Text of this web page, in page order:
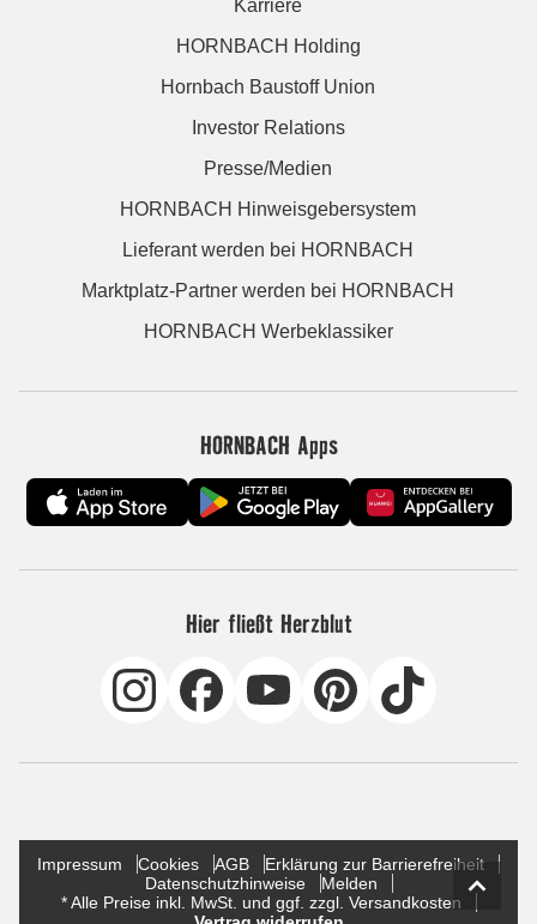
Karriere
HORNBACH Holding
Hornbach Baustoff Union
Investor Relations
Presse/Medien
HORNBACH Hinweisgebersystem
Lieferant werden bei HORNBACH
Marktplatz-Partner werden bei HORNBACH
HORNBACH Werbeklassiker
HORNBACH Apps
Hier fließt Herzblut
Impressum Cookies AGB
Erklärung zur Barrierefreiheit
Datenschutzhinweise
Melden
* Alle Preise inkl. MwSt. und ggf. zzgl. Versandkosten